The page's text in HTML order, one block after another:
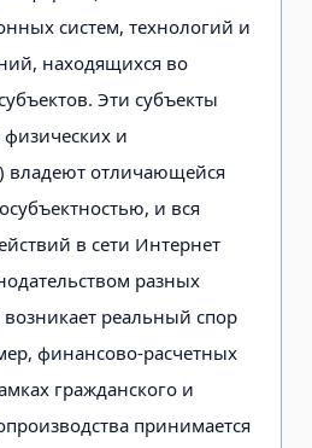
систем, технологий и
находящихся во
Эти субъекты
и
владеют отличающейся
и вся
в сети Интернет
разных
возникает реальный спор
финансово-расчетных
гражданского и
принимается